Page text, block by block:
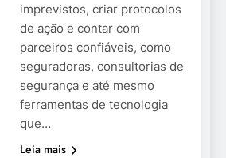
imprevistos, criar protocolos
de ação e contar com
parceiros confiáveis, como
seguradoras, consultorias de
segurança e até mesmo
ferramentas de tecnologia
que…
Leia mais